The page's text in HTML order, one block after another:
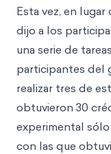
Esta vez, en lugar
dijo a los
una serie de
participantes del
realizar tres de
obtuvieron 30
experimental
con las que